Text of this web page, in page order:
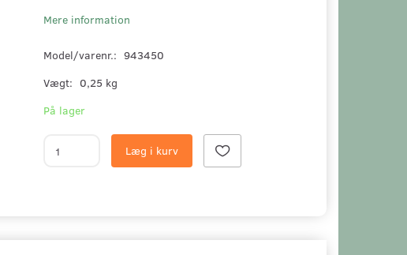
Mere information
Model/varenr.: 943450
Vægt: 0,25 kg
På lager
Læg i kurv